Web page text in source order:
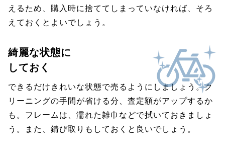
えるため、購入時に捨ててしまっていなければ、そろ
えておくとよいでしょう。
綺麗な状態に
しておく
できるだけきれいな状態で売るようにしましょう。ク
リーニングの手間が省ける分、査定額がアップするか
も。フレームは、濡れた雑巾などで拭いておきましょ
う。また、錆び取りもしておくと良いでしょう。